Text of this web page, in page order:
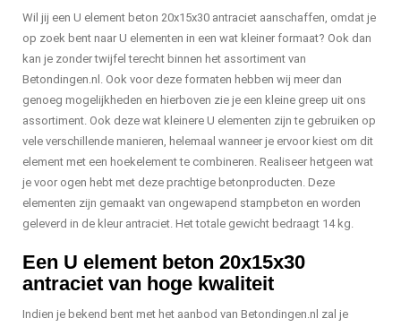
Wil jij een U element beton 20x15x30 antraciet aanschaffen, omdat je
op zoek bent naar U elementen in een wat kleiner formaat? Ook dan
kan je zonder twijfel terecht binnen het assortiment van
Betondingen.nl. Ook voor deze formaten hebben wij meer dan
genoeg mogelijkheden en hierboven zie je een kleine greep uit ons
assortiment. Ook deze wat kleinere U elementen zijn te gebruiken op
vele verschillende manieren, helemaal wanneer je ervoor kiest om dit
element met een hoekelement te combineren. Realiseer hetgeen wat
je voor ogen hebt met deze prachtige betonproducten. Deze
elementen zijn gemaakt van ongewapend stampbeton en worden
geleverd in de kleur antraciet. Het totale gewicht bedraagt 14 kg.
Een U element beton 20x15x30
antraciet van hoge kwaliteit
Indien je bekend bent met het aanbod van Betondingen.nl zal je